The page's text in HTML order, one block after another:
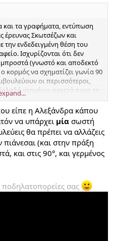
και τα γραφήματα, εντύπωση
έρευνας Σκωτσέζων και
ενδεδειγμένη θέση του
Ισχυρίζονται ότι δεν
(γνωστό και αποδεκτό
κορμός να σχηματίζει γωνία 90
οι περισσότεροι,
γερμένοι αρκετά προς τα
είπε η Αλεξάνδρα κάπου
να υπάρχει μία σωστή
θα πρέπει να αλλάζεις
(και στην πράξη
και στις 90°, και γερμένος
σας